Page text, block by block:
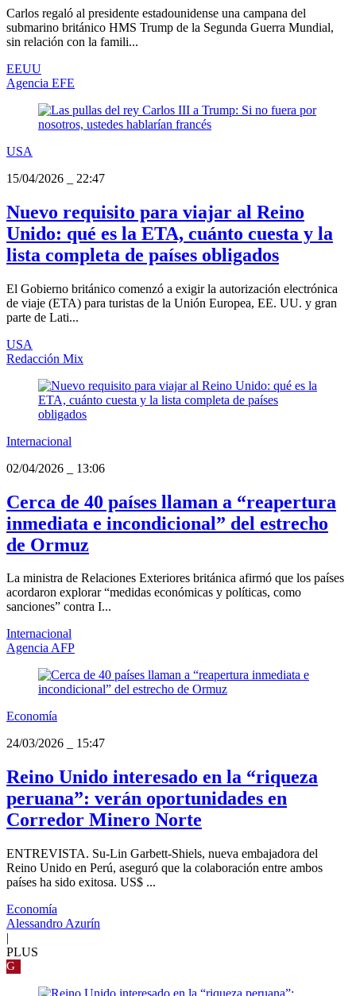
Carlos regaló al presidente estadounidense una campana del
submarino británico HMS Trump de la Segunda Guerra Mundial,
sin relación con la famili...
EEUU
Agencia EFE
USA
15/04/2026
22:47
Nuevo requisito para viajar al Reino
Unido: qué es la ETA, cuánto cuesta y la
lista completa de países obligados
El Gobierno británico comenzó a exigir la autorización electrónica
de viaje (ETA) para turistas de la Unión Europea, EE. UU. y gran
parte de Lati...
USA
Redacción Mix
Internacional
02/04/2026
13:06
Cerca de 40 países llaman a “reapertura
inmediata e incondicional” del estrecho
de Ormuz
La ministra de Relaciones Exteriores británica afirmó que los países
acordaron explorar “medidas económicas y políticas, como
sanciones” contra I...
Internacional
Agencia AFP
Economía
24/03/2026
15:47
Reino Unido interesado en la “riqueza
peruana”: verán oportunidades en
Corredor Minero Norte
ENTREVISTA. Su-Lin Garbett-Shiels, nueva embajadora del
Reino Unido en Perú, aseguró que la colaboración entre ambos
países ha sido exitosa. US$ ...
Economía
Alessandro Azurín
|
PLUS
G